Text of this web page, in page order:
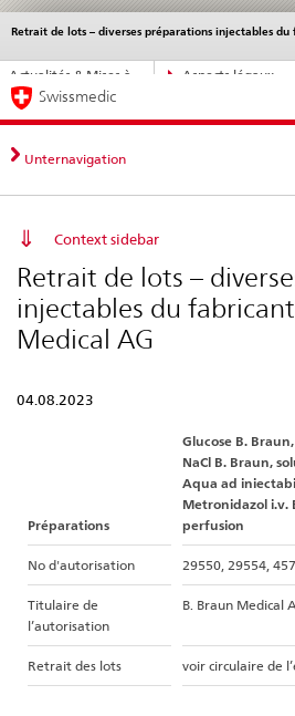
Navigation
directe:
actualités,
juridiques,
Actualités & Mises à
Aspects légaux,
Retrait de lots – diverses préparations injectables
Service
Navigation
Swissmedic
Unternavigation
Context sidebar
Retrait de lots –
injectables du
Medical AG
04.08.2023
Préparations
Glucose B.
NaCl B. Braun,
Aqua ad
Metronidazol i.v.
perfusion
No d'autorisation 29550, 29554,
Titulaire de
l’autorisation
B. Braun Medical
Retrait des lots voir circulaire de